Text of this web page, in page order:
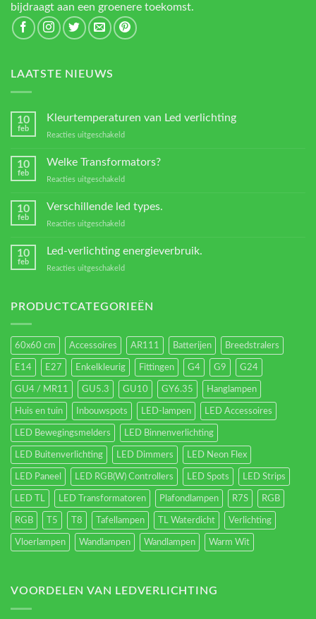
bijdraagt aan een groenere toekomst.
LAATSTE NIEUWS
10
feb
Kleurtemperaturen van Led verlichting
Reacties uitgeschakeld
verlichting
10
feb
Welke Transformators?
Reacties uitgeschakeld
Transformators?
10
feb
Verschillende led types.
Reacties uitgeschakeld
10
feb
Led-verlichting energieverbruik.
Reacties uitgeschakeld
energieverbruik.
PRODUCTCATEGORIEËN
60x60 cm Accessoires AR111 Batterijen Breedstralers
E14 E27 Enkelkleurig Fittingen G4 G9 G24
GU4 / MR11 GU5.3 GU10 GY6.35 Hanglampen
Huis en tuin Inbouwspots LED-lampen LED Accessoires
LED Bewegingsmelders LED Binnenverlichting
LED Buitenverlichting LED Dimmers LED Neon Flex
LED Paneel LED RGB(W) Controllers LED Spots LED Strips
LED TL LED Transformatoren Plafondlampen R7S RGB
RGB T5 T8 Tafellampen TL Waterdicht Verlichting
Vloerlampen Wandlampen Wandlampen Warm Wit
VOORDELEN VAN LEDVERLICHTING